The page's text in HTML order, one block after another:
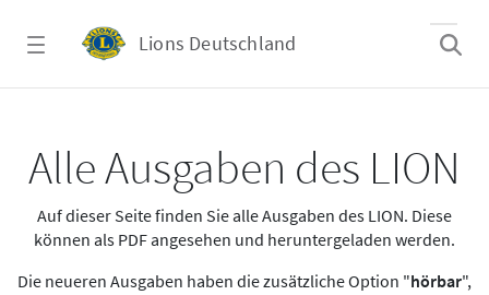
Lions Deutschland
Alle Ausgaben des LION
Auf dieser Seite finden Sie alle Ausgaben des LION. Diese
können als PDF angesehen und heruntergeladen werden.
Die neueren Ausgaben haben die zusätzliche Option "hörbar",